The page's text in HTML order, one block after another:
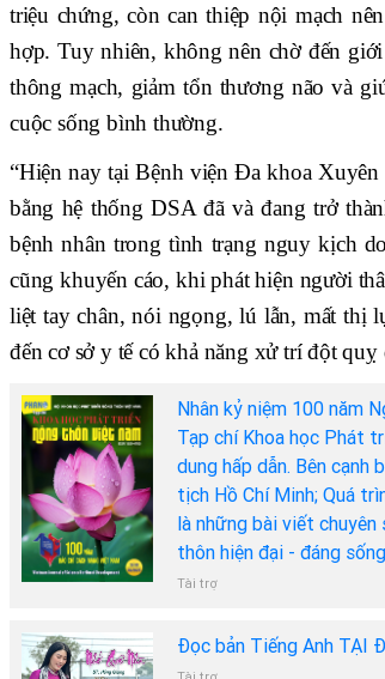
triệu chứng, còn can thiệp nội mạch
hợp. Tuy nhiên, không nên chờ đến
thông mạch, giảm tổn thương não và
cuộc sống bình thường.
“Hiện nay tại Bệnh viện Đa khoa
bằng hệ thống DSA đã và đang trở
bệnh nhân trong tình trạng nguy kịch
cũng khuyến cáo, khi phát hiện người
liệt tay chân, nói ngọng, lú lẫn, mất thị
đến cơ sở y tế có khả năng xử trí đột
Nhân kỷ niệm 100 năm
Tạp chí Khoa học Phát
dung hấp dẫn. Bên
tịch Hồ Chí Minh; Quá
là những bài viết chuyên
thôn hiện đại - đáng
Tài trợ
Đọc bản Tiếng Anh TẠI